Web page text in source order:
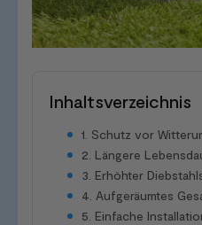
Inhaltsverzeichnis
1. Schutz vor
2. Längere
3. Erhöhter
4. Aufgeräumtes
5. Einfache